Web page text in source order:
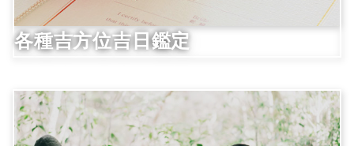
各種吉方位吉日鑑定